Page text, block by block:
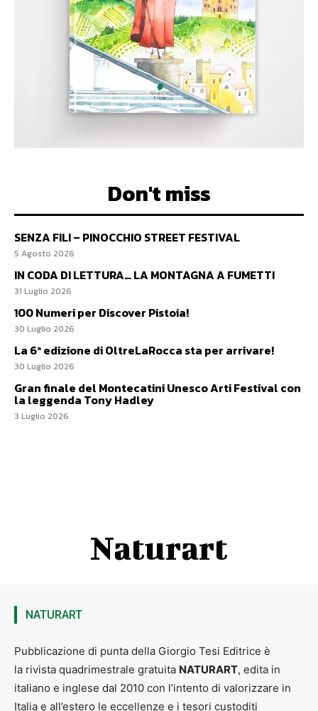
Don't miss
SENZA FILI – PINOCCHIO STREET FESTIVAL
5 Agosto 2026
IN CODA DI LETTURA… LA MONTAGNA A FUMETTI
31 Luglio 2026
100 Numeri per Discover Pistoia!
30 Luglio 2026
La 6ª edizione di OltreLaRocca sta per arrivare!
30 Luglio 2026
Gran finale del Montecatini Unesco Arti Festival con
la leggenda Tony Hadley
3 Luglio 2026
Naturart
NATURART
Pubblicazione di punta della Giorgio Tesi Editrice è
la rivista quadrimestrale gratuita NATURART, edita in
italiano e inglese dal 2010 con l’intento di valorizzare in
Italia e all’estero le eccellenze e i tesori custoditi